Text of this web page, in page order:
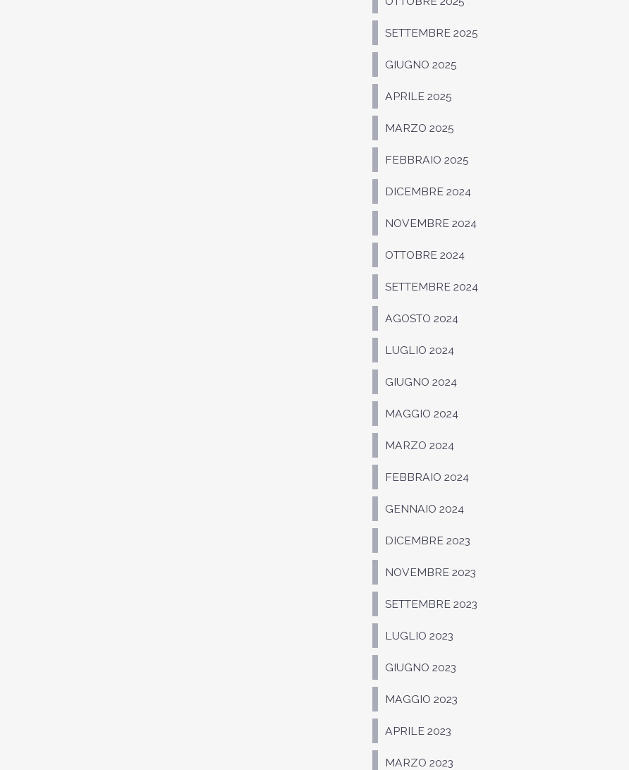
SETTEMBRE 2025
GIUGNO 2025
APRILE 2025
MARZO 2025
FEBBRAIO 2025
DICEMBRE 2024
NOVEMBRE 2024
OTTOBRE 2024
SETTEMBRE 2024
AGOSTO 2024
LUGLIO 2024
GIUGNO 2024
MAGGIO 2024
MARZO 2024
FEBBRAIO 2024
GENNAIO 2024
DICEMBRE 2023
NOVEMBRE 2023
SETTEMBRE 2023
LUGLIO 2023
GIUGNO 2023
MAGGIO 2023
APRILE 2023
MARZO 2023